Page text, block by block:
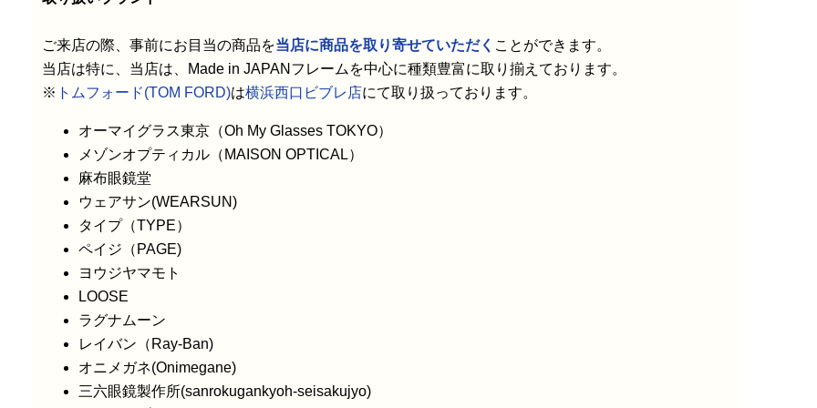
ご来店の際、事前にお目当の商品を当店に商品を取り寄せていただく ことができます。
当店は特に、当店は、Made in JAPANフレームを中心に種類豊富に取り揃えております。
※ トムフォード(TOM FORD)は横浜西口ビブレ店にて取り扱っております。
オーマイグラス東京（Oh My Glasses TOKYO）
メゾンオプティカル（MAISON OPTICAL）
麻布眼鏡堂
ウェアサン(WEARSUN)
タイプ（TYPE）
ペイジ（PAGE)
ヨウジヤマモト
LOOSE
ラグナムーン
レイバン（Ray-Ban)
オニメガネ(Onimegane)
三六眼鏡製作所(sanrokugankyoh-seisakujyo)